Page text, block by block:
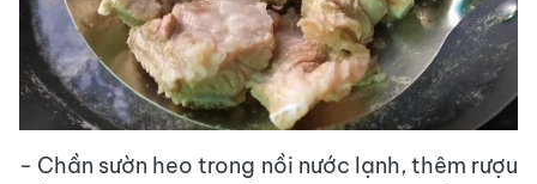
- Chần sườn heo trong nồi nước lạnh, thêm rượu